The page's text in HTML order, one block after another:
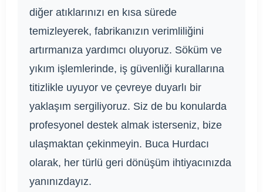
diğer atıklarınızı en kısa sürede
temizleyerek, fabrikanızın verimliliğini
artırmanıza yardımcı oluyoruz. Söküm ve
yıkım işlemlerinde, iş güvenliği kurallarına
titizlikle uyuyor ve çevreye duyarlı bir
yaklaşım sergiliyoruz. Siz de bu konularda
profesyonel destek almak isterseniz, bize
ulaşmaktan çekinmeyin. Buca Hurdacı
olarak, her türlü geri dönüşüm ihtiyacınızda
yanınızdayız.